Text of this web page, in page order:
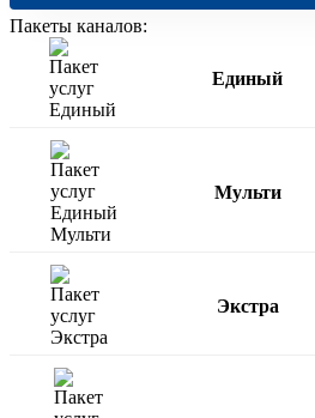
Пакеты каналов:
Единый
Мульти
Экстра